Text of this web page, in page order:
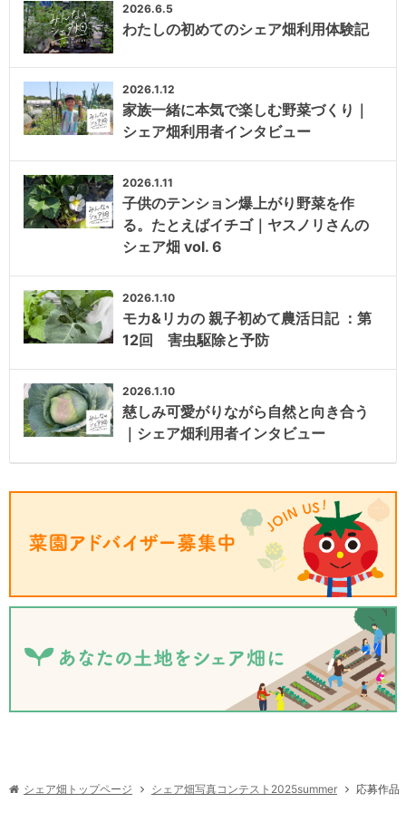
2026.6.5
わたしの初めてのシェア畑利用体験記
2026.1.12
家族一緒に本気で楽しむ野菜づくり｜
シェア畑利用者インタビュー
2026.1.11
子供のテンション爆上がり野菜を作
る。たとえばイチゴ｜ヤスノリさんの
シェア畑 vol. 6
2026.1.10
モカ&リカの 親子初めて農活日記 ：第
12回 害虫駆除と予防
2026.1.10
慈しみ可愛がりながら自然と向き合う
｜シェア畑利用者インタビュー
シェア畑トップページ シェア畑写真コンテスト2025summer 応募作品